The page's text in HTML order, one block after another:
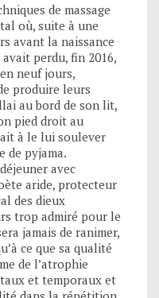
de massage
où, suite à une
avant la naissance
perdu, fin 2016,
neuf jours,
produire leurs
au bord de son lit,
pied droit au
à le lui soulever
de pyjama.
avec
aride, protecteur
des dieux
trop admiré pour le
jamais de ranimer,
ce que sa qualité
de l’atrophie
et temporaux et